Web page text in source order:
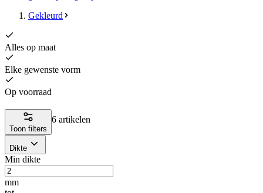
Gekleurd
Alles op maat
Elke gewenste vorm
Op voorraad
Toon filters
6 artikelen
Dikte
Min dikte
mm